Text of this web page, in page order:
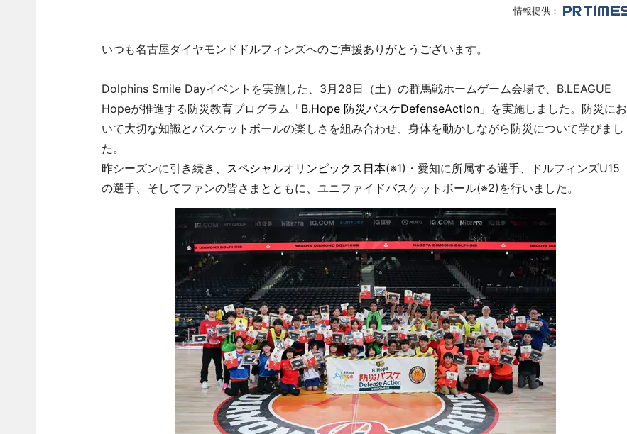
情報提供：
いつも名古屋ダイヤモンドドルフィンズへのご声援ありがとうございます。
Dolphins Smile Dayイベントを実施した、3月28日（土）の群馬戦ホームゲーム会場で、B.LEAGUE
Hopeが推進する防災教育プログラム「B.Hope 防災バスケDefenseAction」を実施しました。防災にお
いて大切な知識とバスケットボールの楽しさを組み合わせ、身体を動かしながら防災について学びまし
た。
昨シーズンに引き続き、 スペシャルオリンピックス日本(※1)・愛知に所属する選手、ドルフィンズU15
の選手、そしてファンの皆さまとともに、ユニファイドバスケットボール(※2)を行いました。